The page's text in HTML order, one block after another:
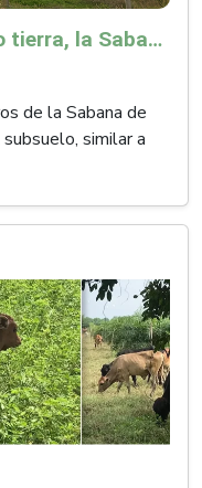
A más de un kilómetro bajo tierra, la Sabana de Bogotá guarda valiosas reservas de agua
de la Sabana de
similar a